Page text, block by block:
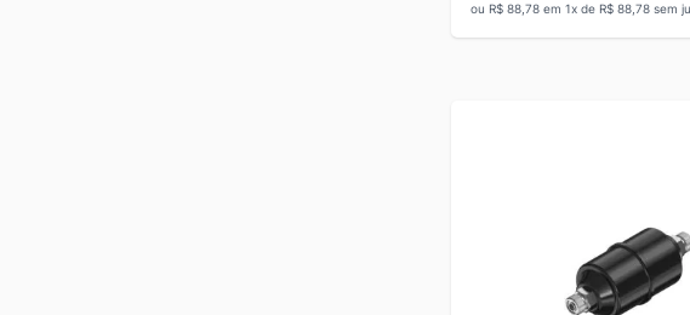
ou R$ 88,78 em 1x de R$ 88,78 sem